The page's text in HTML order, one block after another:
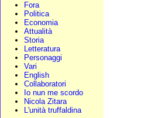
Fora
Politica
Economia
Attualità
Storia
Letteratura
Personaggi
Vari
English
Collaboratori
Io nun me scordo
Nicola Zitara
L'unità truffaldina